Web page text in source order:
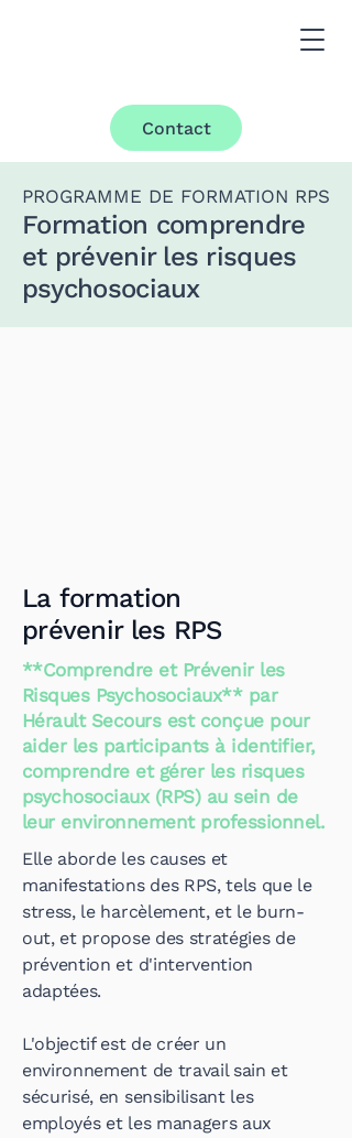
Contact
P ROGRAMME DE FORMATION RPS
Formation comprendre
et prévenir les risques
psychosociaux
La formation
prévenir les RPS
**Comprendre et Prévenir les
Risques Psychosociaux** par
Hérault Secours est conçue pour
aider les participants à identifier,
comprendre et gérer les risques
psychosociaux (RPS) au sein de
leur environnement professionnel.
Elle aborde les causes et
manifestations des RPS, tels que le
stress, le harcèlement, et le burn-
out, et propose des stratégies de
prévention et d'intervention
adaptées.
L'objectif est de créer un
environnement de travail sain et
sécurisé, en sensibilisant les
employés et les managers aux